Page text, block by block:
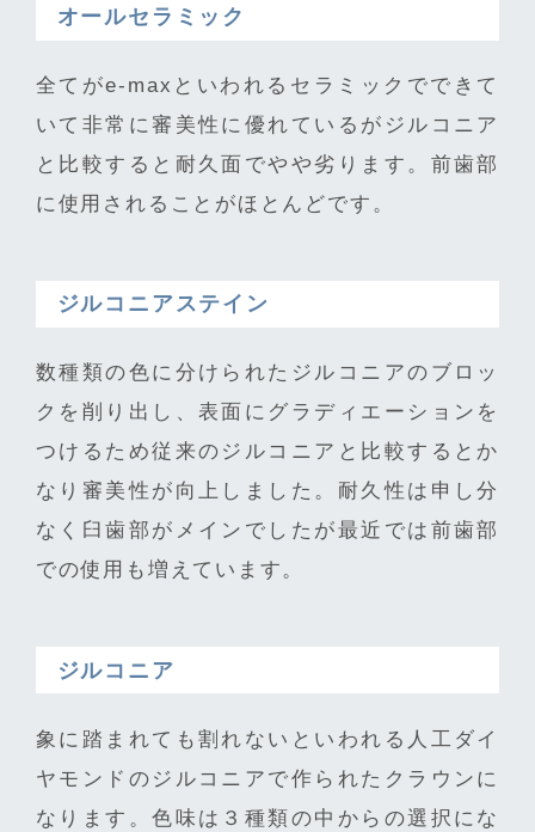
オールセラミック
全てがe-maxといわれるセラミックでできて
いて非常に審美性に優れているがジルコニア
と比較すると耐久面でやや劣ります。前歯部
に使用されることがほとんどです。
ジルコニアステイン
数種類の色に分けられたジルコニアのブロッ
クを削り出し、表面にグラディエーションを
つけるため従来のジルコニアと比較するとか
なり審美性が向上しました。耐久性は申し分
なく臼歯部がメインでしたが最近では前歯部
での使用も増えています。
ジルコニア
象に踏まれても割れないといわれる人工ダイ
ヤモンドのジルコニアで作られたクラウンに
なります。色味は３種類の中からの選択にな